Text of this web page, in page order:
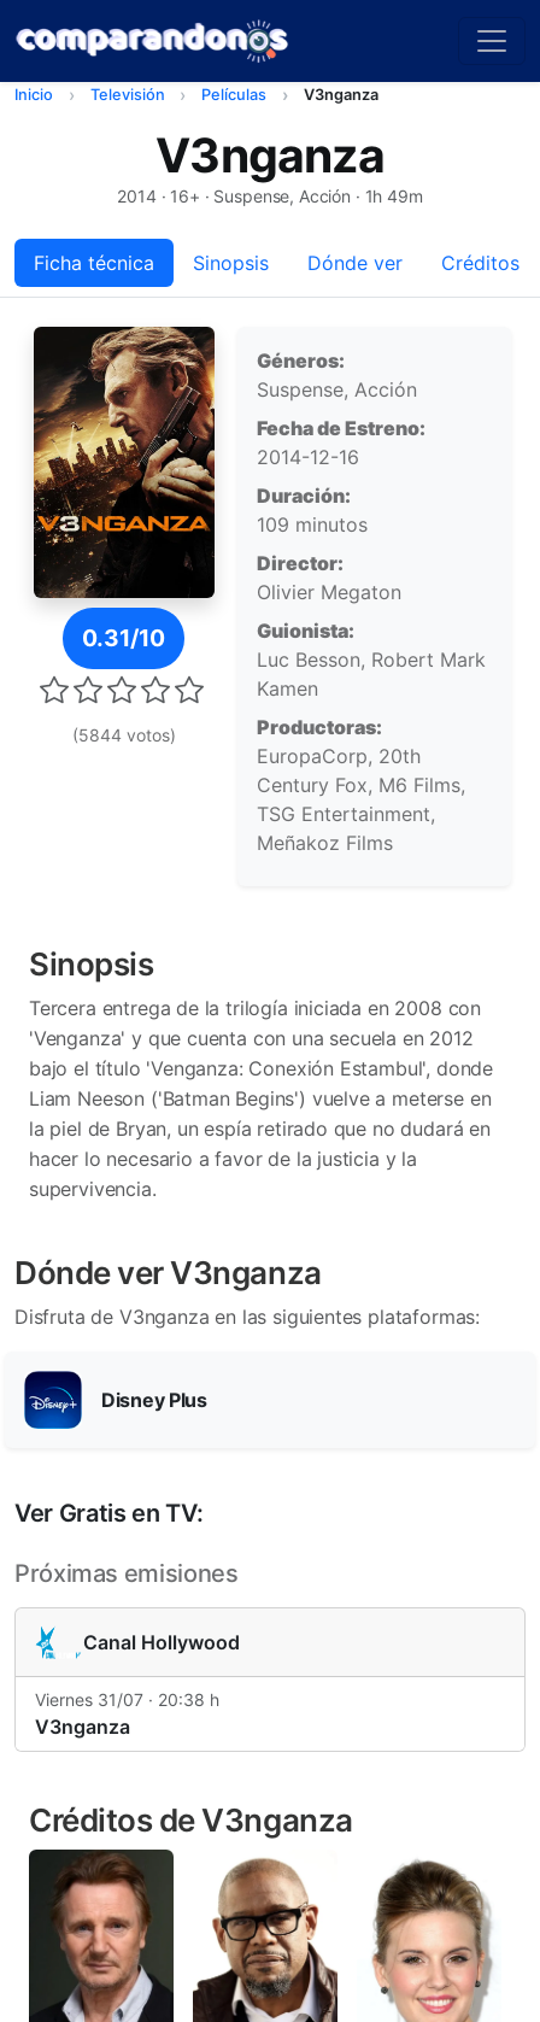
Inicio Televisión Películas V3nganza
V3nganza
2014· 16+ · Suspense, Acción · 1h 49m
Ficha técnica Sinopsis Dónde ver Créditos
Ficha técnica
Póster de V3nganza
0.31/10
(5844 votos)
Géneros:
Suspense, Acción
Fecha de Estreno:
2014-12-16
Duración:
109 minutos
Director:
Olivier Megaton
Guionista:
Luc Besson, Robert Mark
Kamen
Productoras:
EuropaCorp, 20th
Century Fox, M6 Films,
TSG Entertainment,
Meñakoz Films
Sinopsis
Tercera entrega de la trilogía iniciada en 2008 con
'Venganza' y que cuenta con una secuela en 2012
bajo el título 'Venganza: Conexión Estambul', donde
Liam Neeson ('Batman Begins') vuelve a meterse en
la piel de Bryan, un espía retirado que no dudará en
hacer lo necesario a favor de la justicia y la
supervivencia.
Dónde ver V3nganza
Disfruta de V3nganza en las siguientes plataformas:
Disney Plus
Ver Gratis en TV:
Próximas emisiones
Canal Hollywood
Viernes 31/07 · 20:38 h
V3nganza
Créditos de V3nganza